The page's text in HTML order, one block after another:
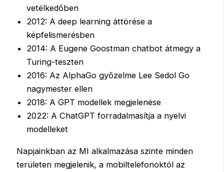
vetélkedőben
2012: A deep learning áttörése a
képfelismerésben
2014: A Eugene Goostman chatbot átmegy a
Turing-teszten
2016: Az AlphaGo győzelme Lee Sedol Go
nagymester ellen
2018: A GPT modellek megjelenése
2022: A ChatGPT forradalmasítja a nyelvi
modelleket
Napjainkban az MI alkalmazása szinte minden
területen megjelenik, a mobiltelefonoktól az